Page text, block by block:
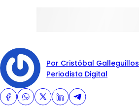
Por Cristóbal Galleguillos
Periodista Digital